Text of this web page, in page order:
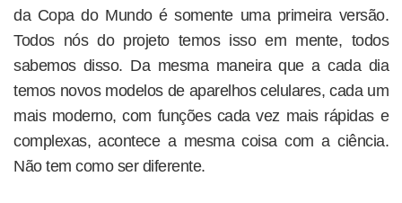
da Copa do Mundo é somente uma primeira versão.
Todos nós do projeto temos isso em mente, todos
sabemos disso. Da mesma maneira que a cada dia
temos novos modelos de aparelhos celulares, cada um
mais moderno, com funções cada vez mais rápidas e
complexas, acontece a mesma coisa com a ciência.
Não tem como ser diferente.